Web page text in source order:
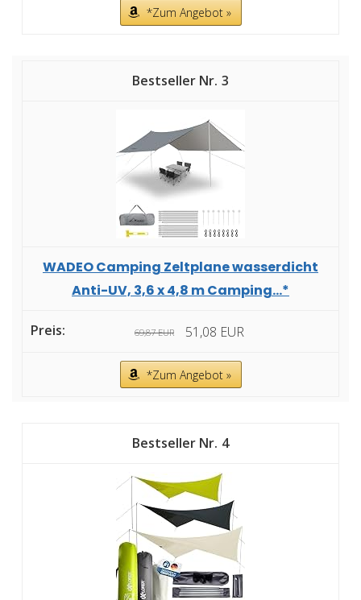
*Zum Angebot »
3
WADEO Camping Zeltplane wasserdicht
Anti-UV, 3,6 x 4,8 m Camping...*
69,87 EUR 51,08 EUR
*Zum Angebot »
4